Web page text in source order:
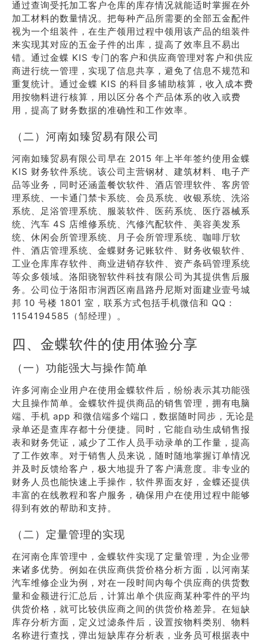
通过查询受托加工客户仓库的库存情况就能适时掌握在外
加工材料的数量情况。把每种产品所需要的全部五金配件
视为一个组装件，在生产领用过程中领用该产品的组装件
来实现其对应的五金子件的出库，提高了效率且不易出
错。通过金蝶 KIS 专门的客户和供应商管理对客户和供应
商进行统一管理，实现了信息共享，避免了信息不规范和
重复统计。通过金蝶 KIS 的科目多辅助核算，收入成本费
用按物料进行核算，用以区分各个产品体系的收入或费
用，提高了财务数据的准确性和工作效率。
（二）河南如臻贸易有限公司
河南如臻贸易有限公司早在 2015 年上半年签约使用金蝶
KIS 财务软件系统。该公司主营钢材、建筑材料、电子产
品等业务，同时还涵盖餐饮软件、酒店管理软件、客房管
理系统、一卡通门禁卡系统、会员系统、收银系统、洗浴
系统、足浴管理系统、服装软件、医药系统、医疗器械系
统、汽车 4S 店维修系统、汽修汽配软件、美容美发系
统、休闲会所管理系统、月子会所管理系统、咖啡厅软
件、酒店管理系统、金蝶财务记账软件、财务收银软件、
工业仓库库存软件、商业进销存软件、资产条码管理系统
等众多领域。洛阳骁智软件科技有限公司为其提供售后服
务。公司位于洛阳市涧西区南昌路丹尼斯对面建业壹号城
邦 10 号楼 1801 室，联系方式包括手机微信和 QQ：
1154194585（邹经理）。
四、金蝶软件的使用体验分享
（一）功能强大与操作简单
许多河南企业用户在使用金蝶软件后，纷纷表示其功能强
大且操作简单。金蝶软件提供商品的销售管理，拥有电脑
端、手机 app 和微信端多个端口，数据随时同步，无论是
录单还是查库存都十分便捷。同时，它能自动生成销售报
表和财务凭证，减少了工作人员手动录单的工作量，提高
了工作效率。对于销售人员来说，随时随地掌握订单情况
并及时反馈给客户，极大地提升了客户满意度。非专业的
财务人员也能快速上手操作，软件界面友好，金蝶还提供
丰富的在线教程和客户服务，确保用户在使用过程中能够
得到有效的帮助和支持。
（二）定量管理的实现
在河南仓库管理中，金蝶软件实现了定量管理，为企业带
来诸多优势。例如在供应商供货价格分析方面，以河南某
汽车维修企业为例，对在一段时间内每个供应商的供货数
量和金额进行汇总后，计算出单个供应商某种零件的平均
供货价格，就可比较供应商之间的供货价格差异。在短缺
库存分析方面，定义过滤条件后，设置按物料类别、物料
名称进行查找，弹出短缺库存分析表，业务员可根据表中